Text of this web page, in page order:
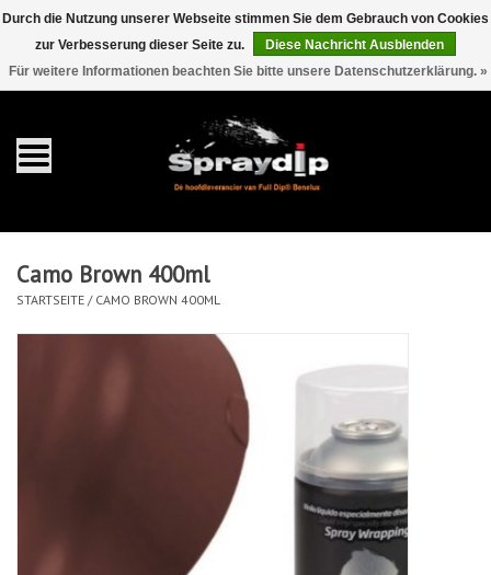
EUR 0 Artikel - €0,00
Gallonen
Sprays
Sets
Camo Brown 400ml
STARTSEITE / CAMO BROWN 400ML
Durch die Nutzung unserer Webseite stimmen Sie dem Gebrauch von Cookies
zur Verbesserung dieser Seite zu.
Diese Nachricht Ausblenden
Für weitere Informationen beachten Sie bitte unsere Datenschutzerklärung. »